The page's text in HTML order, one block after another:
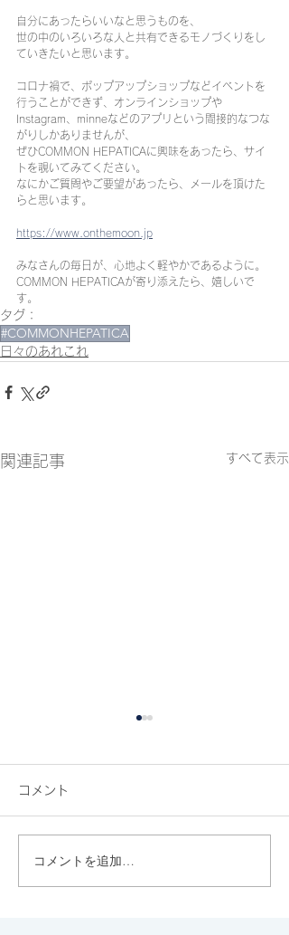
自分にあったらいいなと思うものを、
世の中のいろいろな人と共有できるモノづくりをし
ていきたいと思います。
コロナ禍で、ポップアップショップなどイベントを
行うことができず、オンラインショップや
Instagram、minneなどのアプリという間接的なつな
がりしかありませんが、
ぜひCOMMON HEPATICAに興味をあったら、サイ
トを覗いてみてください。
なにかご質問やご要望があったら、メールを頂けた
らと思います。
https://www.onthemoon.jp
みなさんの毎日が、心地よく軽やかであるように。
COMMON HEPATICAが寄り添えたら、嬉しいで
す。
タグ：
#COMMONHEPATICA
日々のあれこれ
関連記事 すべて表示
YELLOW CAFEでひと休
コメント
コメントを追加…